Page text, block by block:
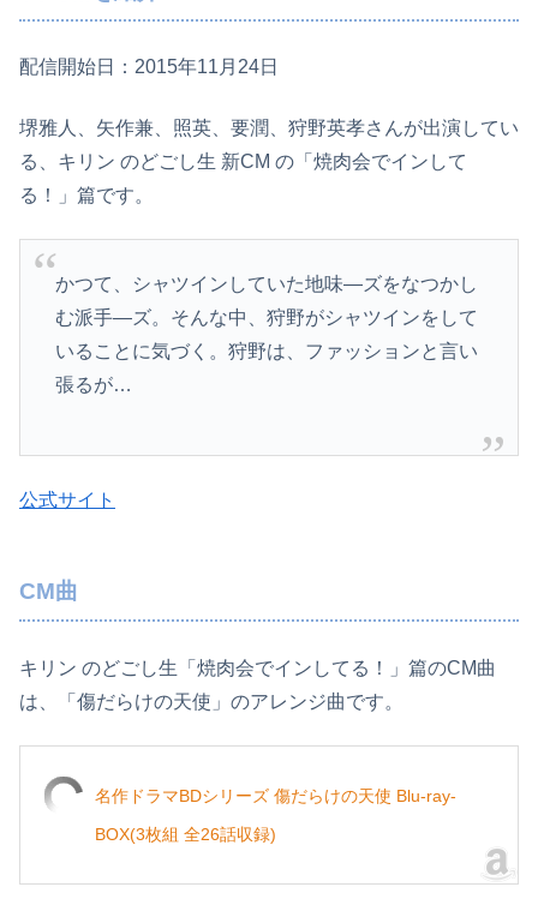
配信開始日：2015年11月24日
堺雅人、矢作兼、照英、要潤、狩野英孝さんが出演してい
る、キリン のどごし生 新CM の「焼肉会でインして
る！」篇です。
かつて、シャツインしていた地味—ズをなつかし
む派手—ズ。そんな中、狩野がシャツインをして
いることに気づく。狩野は、ファッションと言い
張るが…
公式サイト
CM曲
キリン のどごし生「焼肉会でインしてる！」篇のCM曲
は、「傷だらけの天使」のアレンジ曲です。
名作ドラマBDシリーズ 傷だらけの天使 Blu-ray-
BOX(3枚組 全26話収録)